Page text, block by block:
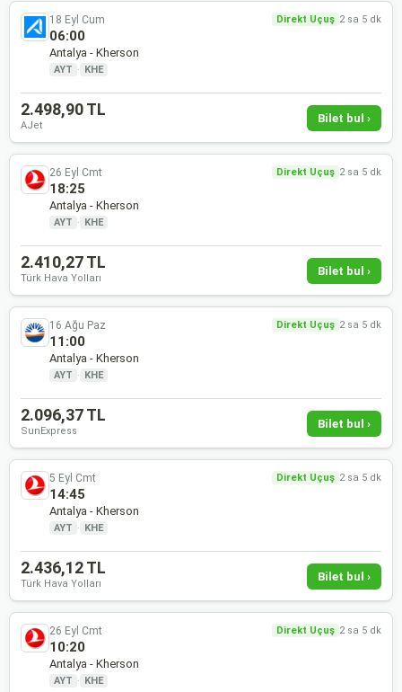
18 Eyl Cum Direkt Uçuş 2 sa 5 dk
06:00
Antalya - Kherson
AYT · KHE
2.498,90 TL
AJet
Bilet bul ›
26 Eyl Cmt Direkt Uçuş 2 sa 5 dk
18:25
Antalya - Kherson
AYT · KHE
2.410,27 TL
Türk Hava Yolları
Bilet bul ›
16 Ağu Paz Direkt Uçuş 2 sa 5 dk
11:00
Antalya - Kherson
AYT · KHE
2.096,37 TL
SunExpress
Bilet bul ›
5 Eyl Cmt Direkt Uçuş 2 sa 5 dk
14:45
Antalya - Kherson
AYT · KHE
2.436,12 TL
Türk Hava Yolları
Bilet bul ›
26 Eyl Cmt Direkt Uçuş 2 sa 5 dk
10:20
Antalya - Kherson
AYT · KHE